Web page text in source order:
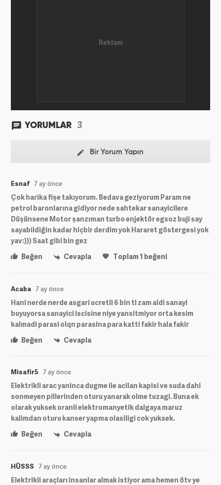
YORUMLAR 3
Bir Yorum Yapın
Esnaf 7 ay önce
Çok harika fişe takıyorum. Bedava geziyorum Param ne
petrol baronlarına gidiyor nede sahtekar sanayicilere
Düşünsene Motor şanzıman turbo enjektör egsoz buji say
sayabildiğin kadar hiçbir derdim yok Hararet göstergesi yok
yav:))) Saat gibi bin gez
Beğen
Cevapla Toplam1 beğeni
Acaba 7 ay önce
Hani nerde nerde asgari ucretli 6 bin tl zam aldi sanayi
buyuyorsa sanayici iscisine niye yansitmiyor orta kesim
kalmadi parasi olqn parasina para katti fakir hala fakir
Beğen
Cevapla
Misafir5 7 ay önce
Elektrikli arac yaninca dugme ile acilan kapisi ve suda dahi
sonmeyen pillerinden oturu yanarak olme tuzagi. Buna ek
olarak yuksek oranli elektromanyetik dalgaya maruz
kalimdan oturu kanser yapma olasiligi cok yuksek.
Beğen
Cevapla
HÜSSS 7 ay önce
Elektrikli araçları insanlar almak istiyor ama hemen ötv ye